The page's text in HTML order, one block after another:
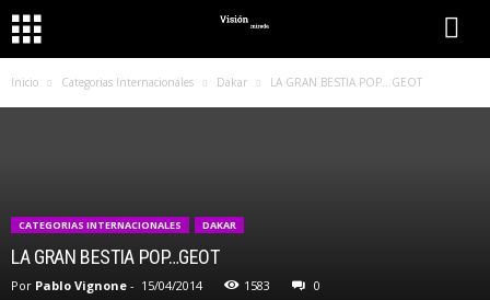
Inicio Categorias Internacionales Dakar LA GRAN BESTIA POP…GEOT
CATEGORIAS INTERNACIONALES DAKAR
LA GRAN BESTIA POP…GEOT
Por Pablo Vignone - 15/04/2014 1583 0